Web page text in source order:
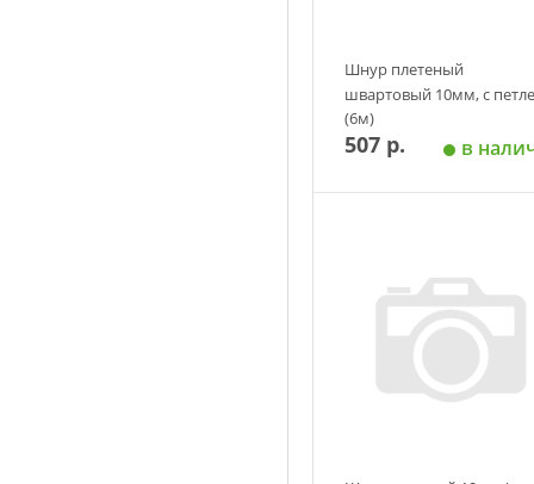
Шнур плетеный
швартовый 10мм, с
(6м)
507 р. в